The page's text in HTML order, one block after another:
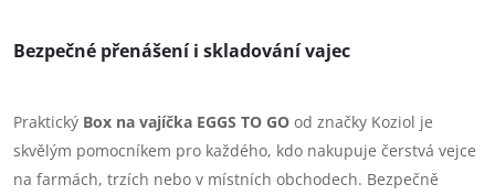
Bezpečné přenášení i skladování vajec
Praktický Box na vajíčka EGGS TO GO od značky Koziol je
skvělým pomocníkem pro každého, kdo nakupuje čerstvá vejce
na farmách, trzích nebo v místních obchodech. Bezpečně